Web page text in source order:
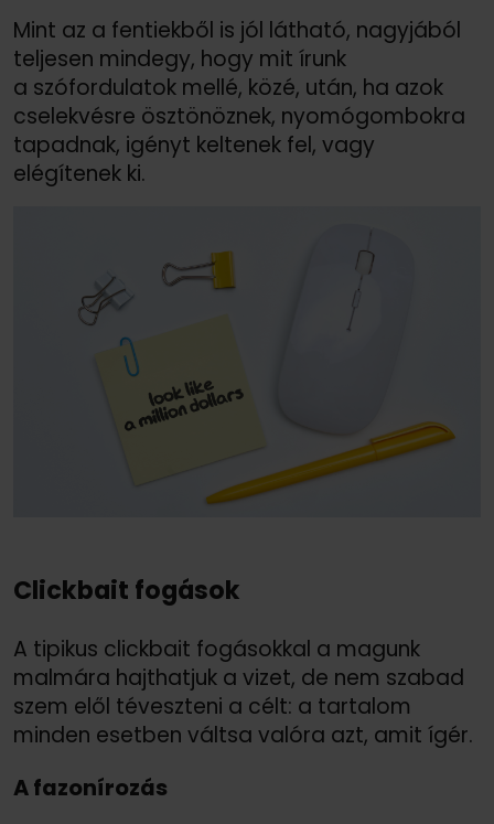
Mint az a fentiekből is jól látható, nagyjából
teljesen mindegy, hogy mit írunk
a szófordulatok mellé, közé, után, ha azok
cselekvésre ösztönöznek, nyomógombokra
tapadnak, igényt keltenek fel, vagy
elégítenek ki.
Clickbait fogások
A tipikus clickbait fogásokkal a magunk
malmára hajthatjuk a vizet, de nem szabad
szem elől téveszteni a célt: a tartalom
minden esetben váltsa valóra azt, amit ígér.
A fazonírozás